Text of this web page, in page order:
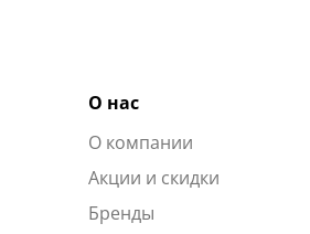
О нас
О компании
Акции и скидки
Бренды